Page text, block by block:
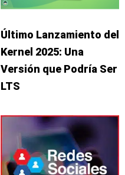
Último Lanzamiento del
Kernel 2025: Una
Versión que Podría Ser
LTS